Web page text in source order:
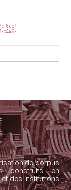
8ac7-
b446-
de corpus
construits en
des institutions